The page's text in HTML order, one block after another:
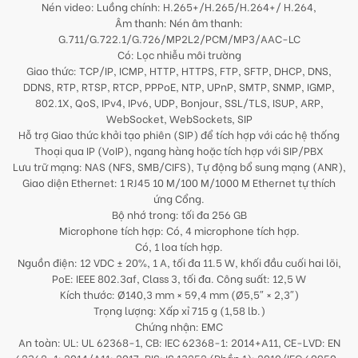
Nén video: Luồng chính: H.265+/H.265/H.264+/ H.264,
Âm thanh: Nén âm thanh:
G.711/G.722.1/G.726/MP2L2/PCM/MP3/AAC-LC
Có: Lọc nhiễu môi trường
Giao thức: TCP/IP, ICMP, HTTP, HTTPS, FTP, SFTP, DHCP, DNS,
DDNS, RTP, RTSP, RTCP, PPPoE, NTP, UPnP, SMTP, SNMP, IGMP,
802.1X, QoS, IPv4, IPv6, UDP, Bonjour, SSL/TLS, ISUP, ARP,
WebSocket, WebSockets, SIP
Hỗ trợ Giao thức khởi tạo phiên (SIP) để tích hợp với các hệ thống
Thoại qua IP (VoIP), ngang hàng hoặc tích hợp với SIP/PBX
Lưu trữ mạng: NAS (NFS, SMB/CIFS), Tự động bổ sung mạng (ANR),
Giao diện Ethernet: 1 RJ45 10 M/100 M/1000 M Ethernet tự thích
ứng Cổng.
Bộ nhớ trong: tối đa 256 GB
Microphone tích hợp: Có, 4 microphone tích hợp.
Có, 1 loa tích hợp.
Nguồn điện: 12 VDC ± 20%, 1 A, tối đa 11.5 W, khối đầu cuối hai lõi,
PoE: IEEE 802.3af, Class 3, tối đa. Công suất: 12,5 W
Kích thước: Ø140,3 mm × 59,4 mm (Ø5,5″ × 2,3″)
Trọng lượng: Xấp xỉ 715 g (1,58 lb.)
Chứng nhận: EMC
An toàn: UL: UL 62368-1, CB: IEC 62368-1: 2014+A11, CE-LVD: EN